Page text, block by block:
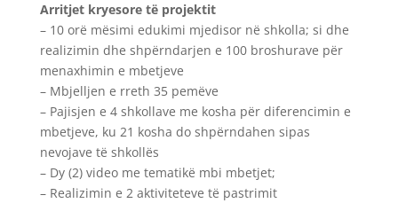
Arritjet kryesore të projektit
– 10 orë mësimi edukimi mjedisor në shkolla; si dhe
realizimin dhe shpërndarjen e 100 broshurave për
menaxhimin e mbetjeve
– Mbjelljen e rreth 35 pemëve
– Pajisjen e 4 shkollave me kosha për diferencimin e
mbetjeve, ku 21 kosha do shpërndahen sipas
nevojave të shkollës
– Dy (2) video me tematikë mbi mbetjet;
– Realizimin e 2 aktiviteteve të pastrimit